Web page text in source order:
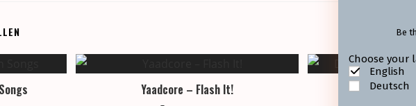
Be
Choose your
Eng­lish
Deutsch
Yaadcore – Flash It! Delroy Wilson